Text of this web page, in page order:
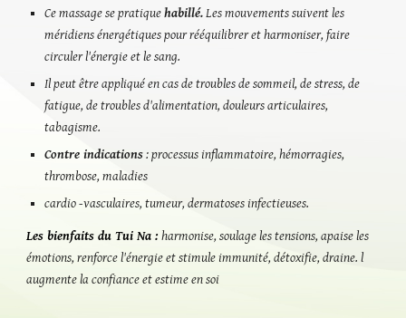
Ce massage se pratiquehabillé.Les mouvements suivent les
méridiens énergétiques pour rééquilibrer et harmoniser, faire
circuler l'énergie et le sang.
Il peut être appliqué en cas de troubles de sommeil, de stress, de
fatigue, de troubles d'alimentation, douleurs articulaires,
tabagisme.
Contre indications: processus inflammatoire, hémorragies,
thrombose, maladies
cardio -vasculaires, tumeur, dermatoses infectieuses.
Les bienfaits du Tui Na :harmonise, soulage les tensions, apaise les
émotions, renforce l'énergie et stimule immunité, détoxifie, draine.l
augmente la confiance et estime en soi